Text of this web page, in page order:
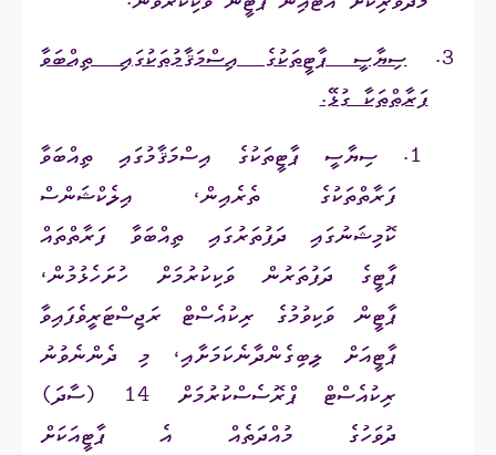
3.
ސިޔާސީ ޕާޓީތަކުގެ އިސްމަޤާމުތަކުގައި ތިއްބަވާ
ފަރާތްތަކާ ގުޅޭ.
1.
ސިޔާސީ ޕާޓީތަކުގެ އިސްމަޤާމުގައި ތިއްބަވާ
ފަރާތްތަކުގެ ތެރެއިން، އިލެކްޝަންސް
ކޮމިޝަނުގައި ދަފުތަރުގައި ތިއްބަވާ ފަރާތްތައް
ޕާޓީގެ ދަފުތަރުން ވަކިކުރުމަށް ހުށަހެޅުމުން،
ޕާޓީން ވަކިވުމުގެ ރިކުއެސްޓް ރަޖިސްޓަރީވެފައިވާ
ޕާޓީއަށް ލިބިގެންދާނެކަމަށާއި، މި ދެންނެވުނު
ރިކުއެސްޓް ޕްރޮސެސްކުރުމަށް 14 (ސާދަ)
ދުވަހުގެ މުއްދަތެއް އެ ޕާޓީއަކަށް